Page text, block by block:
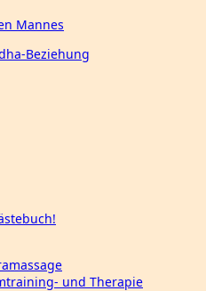
Mannes
Beziehung
und Therapie